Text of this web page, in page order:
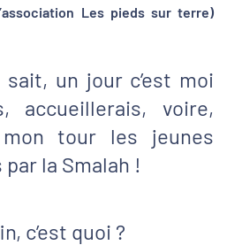
Les pieds sur terre)
un jour c’est moi
accueillerais, voire,
tour les jeunes
la Smalah !
c’est quoi ?